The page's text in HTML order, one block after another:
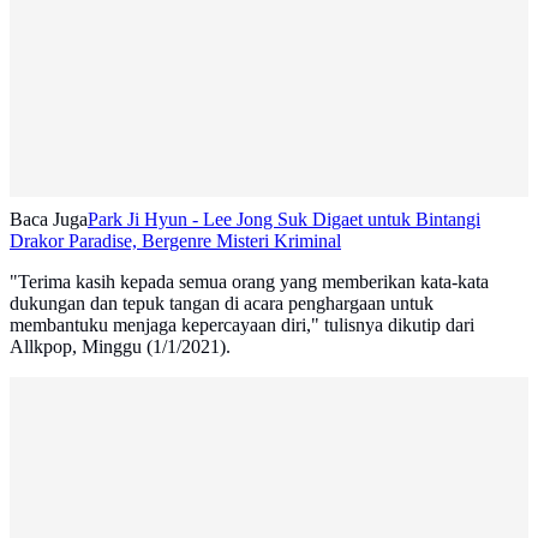
Baca JugaPark Ji Hyun - Lee Jong Suk Digaet untuk Bintangi
Drakor Paradise, Bergenre Misteri Kriminal
"Terima kasih kepada semua orang yang memberikan kata-kata
dukungan dan tepuk tangan di acara penghargaan untuk
membantuku menjaga kepercayaan diri," tulisnya dikutip dari
Allkpop, Minggu (1/1/2021).